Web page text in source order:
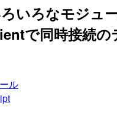
いろなモジュ
で同時接続の
ル